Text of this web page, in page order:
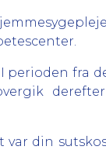
fra
var din